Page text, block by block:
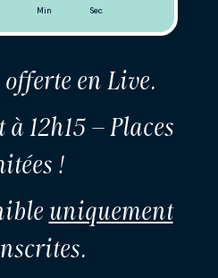
Min Sec
en Live.
12h15 – Places
!
uniquement